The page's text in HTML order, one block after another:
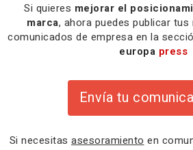
Si quieres mejorar el
marca, ahora puedes publicar
comunicados de empresa en la
europa press
Envía tu
Si necesitas asesoramiento en